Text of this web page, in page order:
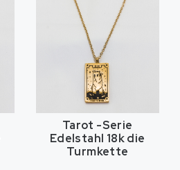
Tarot -Serie
Edelstahl 18k die
Turmkette